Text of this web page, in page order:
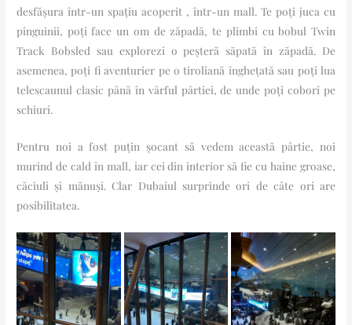
desfășura într-un spațiu acoperit , într-un mall. Te poți juca cu
pinguinii, poți face un om de zăpadă, te plimbi cu bobul Twin
Track Bobsled sau explorezi o peșteră săpată în zăpadă. De
asemenea, poți fi aventurier pe o tiroliană înghețată sau poți lua
telescaunul clasic până în vârful pârtiei, de unde poți coborî pe
schiuri.
Pentru noi a fost puțin șocant să vedem această pârtie, noi
murind de cald în mall, iar cei din interior să fie cu haine groase,
căciuli și mănuși. Clar Dubaiul surprinde ori de câte ori are
posibilitatea.